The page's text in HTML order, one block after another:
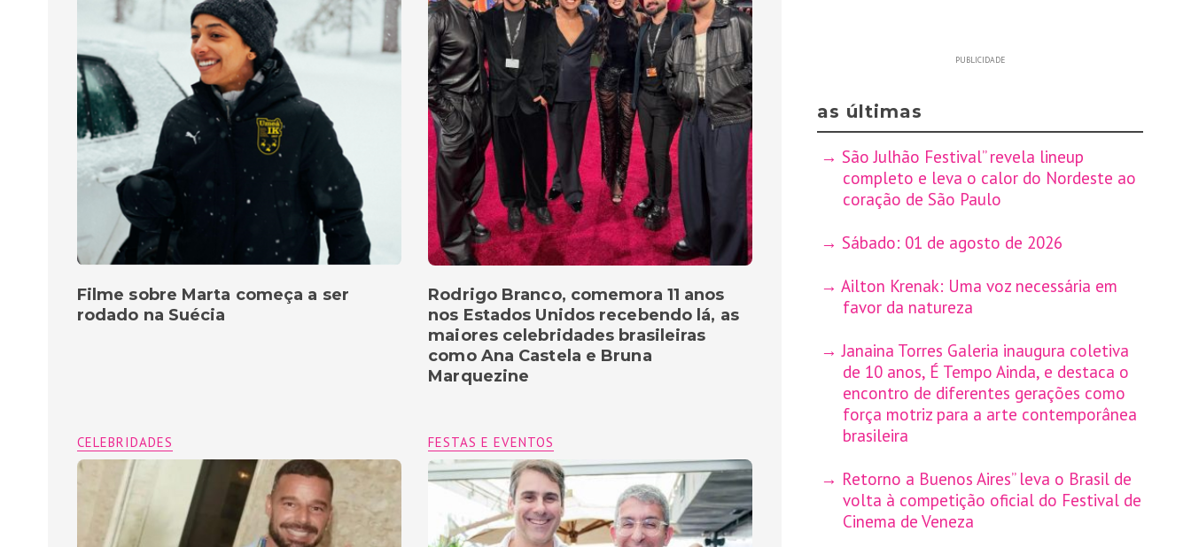
Rodrigo Branco, comemora 11 anos
nos Estados Unidos recebendo lá, as
maiores celebridades brasileiras
como Ana Castela e Bruna
Marquezine
Filme sobre Marta começa a ser
rodado na Suécia
FESTAS E EVENTOS
CELEBRIDADES
PUBLICIDADE
as últimas
São Julhão Festival” revela lineup
completo e leva o calor do Nordeste ao
coração de São Paulo
Sábado: 01 de agosto de 2026
Ailton Krenak: Uma voz necessária em
favor da natureza
Janaina Torres Galeria inaugura coletiva
de 10 anos, É Tempo Ainda, e destaca o
encontro de diferentes gerações como
força motriz para a arte contemporânea
brasileira
Retorno a Buenos Aires” leva o Brasil de
volta à competição oficial do Festival de
Cinema de Veneza